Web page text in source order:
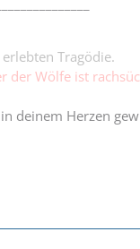
Tragödie.
der Wölfe ist
deinem Herzen